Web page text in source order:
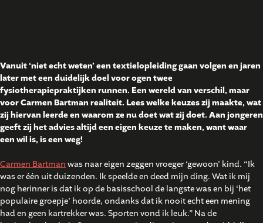
Vanuit ‘niet echt weten’ een textielopleiding gaan volgen en jaren
later met een duidelijk doel voor ogen twee
fysiotherapiepraktijken runnen. Een wereld van verschil, maar
voor Carmen Bartman realiteit. Lees welke keuzes zij maakte, wat
zij hiervan leerde en waarom ze nu doet wat zij doet. Aan jongeren
geeft zij het advies altijd een eigen keuze te maken, want waar
een wil is, is een weg!
Carmen Bartman was naar eigen zeggen vroeger ‘gewoon’ kind. “Ik
was er één uit duizenden. Ik speelde en deed mijn ding. Wat ik mij
nog herinner is dat ik op de basisschool de langste was en bij ‘het
populaire groepje’ hoorde, ondanks dat ik nooit echt een mening
had en geen kartrekker was. Sporten vond ik leuk.” Na de